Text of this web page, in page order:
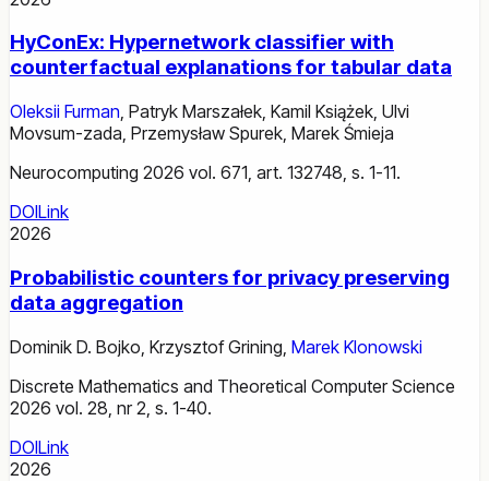
HyConEx: Hypernetwork classifier with
counterfactual explanations for tabular data
Oleksii Furman, Patryk Marszałek, Kamil Książek, Ulvi
Movsum-zada, Przemysław Spurek, Marek Śmieja
Neurocomputing 2026 vol. 671, art. 132748, s. 1-11.
DOILink
2026
Probabilistic counters for privacy preserving
data aggregation
Dominik D. Bojko Krzysztof Grining Marek Klonowski
Discrete Mathematics and Theoretical Computer Science
2026 vol. 28, nr 2, s. 1-40.
DOILink
2026